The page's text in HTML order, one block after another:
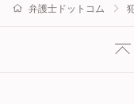
弁護士ドットコム